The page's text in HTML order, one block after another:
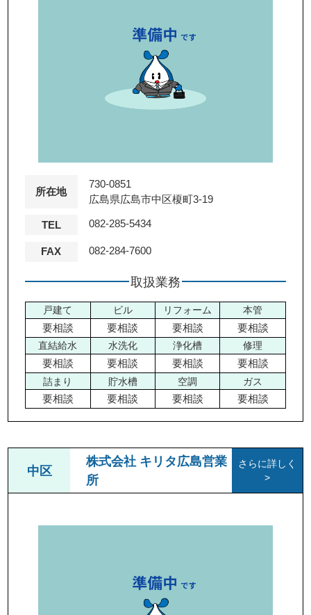
所在地
730-0851
広島県広島市中区榎町3-19
TEL 082-285-5434
FAX 082-284-7600
取扱業務
戸建て
要相談
ビル
要相談
リフォーム
要相談
本管
要相談
直結給水
要相談
水洗化
要相談
浄化槽
要相談
修理
要相談
詰まり
要相談
貯水槽
要相談
空調
要相談
ガス
要相談
中区
株式会社 キリタ広島営業
所
さらに詳しく
>